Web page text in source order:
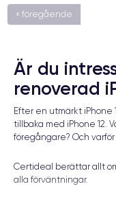
« föregående
Är du
renoverad
Efter en utmärkt iPhone
tillbaka med iPhone 12.
föregångare? Och
Certideal berättar allt
alla förväntningar.